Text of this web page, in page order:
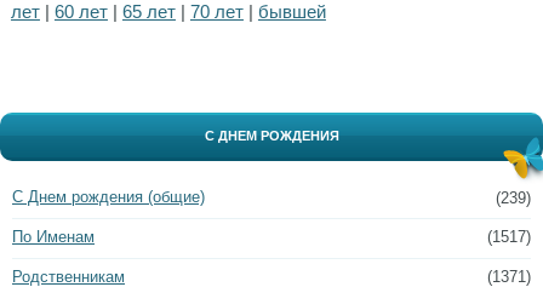
лет| 60 лет| 65 лет| 70 лет| бывшей
С ДНЕМ РОЖДЕНИЯ
(239)
С Днем рождения (общие)
(1517)
По Именам
(1371)
Родственникам